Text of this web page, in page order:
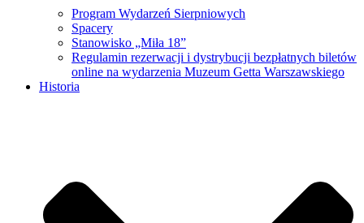
Program Wydarzeń Sierpniowych
Spacery
Stanowisko „Miła 18”
Regulamin rezerwacji i dystrybucji bezpłatnych biletów
online na wydarzenia Muzeum Getta Warszawskiego
Historia